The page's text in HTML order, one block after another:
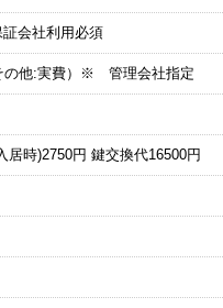
会社利用必須
の他:実費）※ 管理会社指定
居時)2750円 鍵交換代16500円